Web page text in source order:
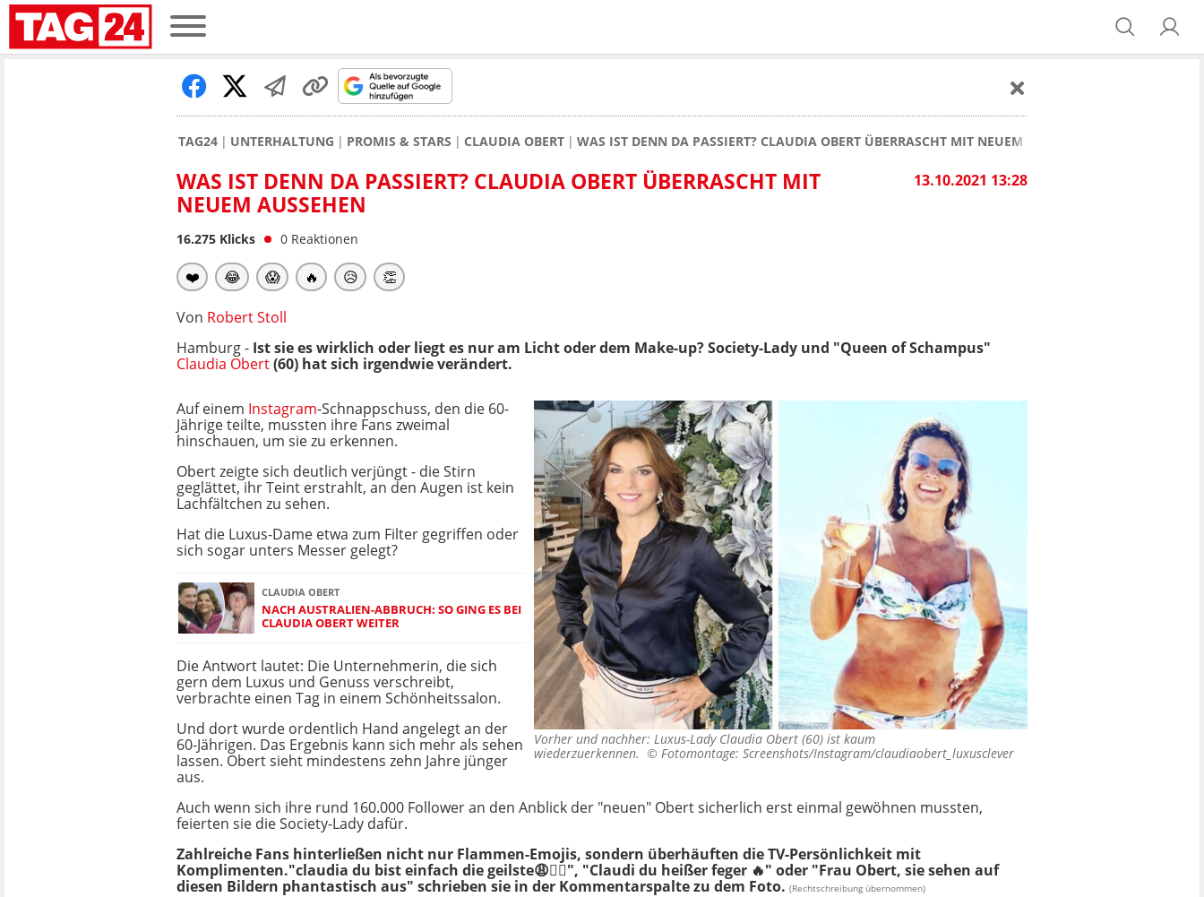
TAG24 UNTERHALTUNG PROMIS & STARS CLAUDIA OBERT WAS IST DENN DA PASSIERT? CLAUDIA OBERT ÜBERRASCHT MIT NEUEM AUSSEHEN
13.10.2021 13:28
WAS IST DENN DA PASSIERT? CLAUDIA OBERT ÜBERRASCHT MIT
NEUEM AUSSEHEN
16.275 Klicks 0 Reaktionen
❤️ 😂 😱 🔥 😥 👏
Von Robert Stoll
Hamburg - Ist sie es wirklich oder liegt es nur am Licht oder dem Make-up? Society-Lady und "Queen of Schampus"
Claudia Obert(60) hat sich irgendwie verändert.
Vorher und nachher: Luxus-Lady Claudia Obert (60) ist kaum
wiederzuerkennen. © Fotomontage: Screenshots/Instagram/claudiaobert_luxusclever
Auf einem Instagram-Schnappschuss, den die 60-
Jährige teilte, mussten ihre Fans zweimal
hinschauen, um sie zu erkennen.
Obert zeigte sich deutlich verjüngt - die Stirn
geglättet, ihr Teint erstrahlt, an den Augen ist kein
Lachfältchen zu sehen.
Hat die Luxus-Dame etwa zum Filter gegriffen oder
sich sogar unters Messer gelegt?
CLAUDIA OBERT
NACH AUSTRALIEN-ABBRUCH: SO GING ES BEI
CLAUDIA OBERT WEITER
Die Antwort lautet: Die Unternehmerin, die sich
gern dem Luxus und Genuss verschreibt,
verbrachte einen Tag in einem Schönheitssalon.
Und dort wurde ordentlich Hand angelegt an der
60-Jährigen. Das Ergebnis kann sich mehr als sehen
lassen. Obert sieht mindestens zehn Jahre jünger
aus.
Auch wenn sich ihre rund 160.000 Follower an den Anblick der "neuen" Obert sicherlich erst einmal gewöhnen mussten,
feierten sie die Society-Lady dafür.
Zahlreiche Fans hinterließen nicht nur Flammen-Emojis, sondern überhäuften die TV-Persönlichkeit mit
Komplimenten."claudia du bist einfach die geilste😩❤️‍🔥", "Claudi du heißer feger 🔥" oder "Frau Obert, sie sehen auf
diesen Bildern phantastisch aus" schrieben sie in der Kommentarspalte zu dem Foto. (Rechtschreibung übernommen)